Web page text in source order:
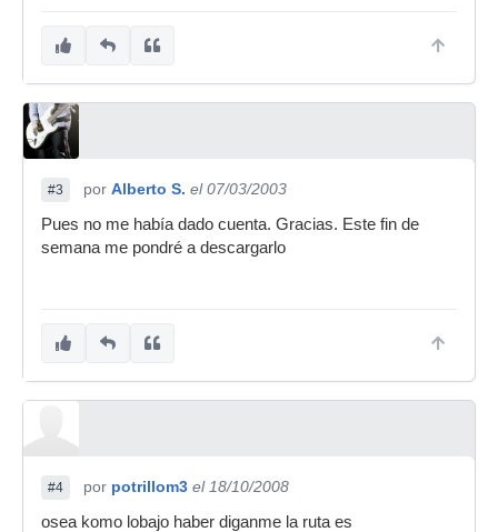
#3 por Alberto S. el 07/03/2003
Pues no me había dado cuenta. Gracias. Este fin de
semana me pondré a descargarlo
#4 por potrillom3 el 18/10/2008
osea komo lobajo haber diganme la ruta es